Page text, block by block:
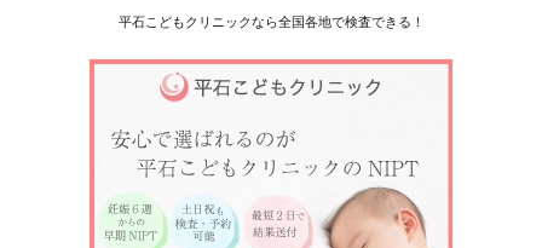
平石こどもクリニックなら全国各地で検査できる！